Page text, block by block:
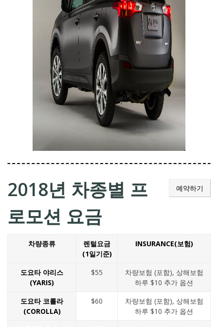
예약하기
2018년 차종별 프
로모션 요금
차량종류
렌털요금
(1일기준)
INSURANCE(보험)
도요타 야리스
(YARIS)
$55
차량보험 (포함), 상해보험
하루 $10 추가 옵션
도요타 코롤라
(COROLLA)
$60
차량보험 (포함), 상해보험
하루 $10 추가 옵션